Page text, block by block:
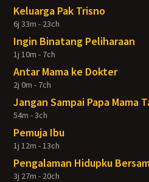
Keluarga Pak Trisno
6j 33m - 23ch
Ingin Binatang Peliharaan
1j 10m - 7ch
Antar Mama ke Dokter
2j 0m - 7ch
Jangan Sampai Papa Mama
54m - 3ch
Pemuja Ibu
1j 12m - 13ch
Pengalaman Hidupku
3j 27m - 20ch